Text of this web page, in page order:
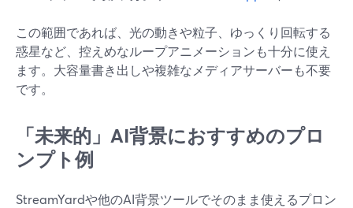
この範囲であれば、光の動きや粒子、ゆっくり回転する
惑星など、控えめなループアニメーションも十分に使え
ます。大容量書き出しや複雑なメディアサーバーも不要
です。
「未来的」AI背景におすすめのプロ
ンプト例
StreamYardや他のAI背景ツールでそのまま使えるプロン